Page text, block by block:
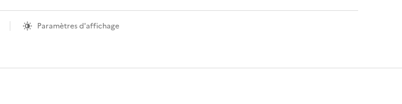
Paramètres d'affichage